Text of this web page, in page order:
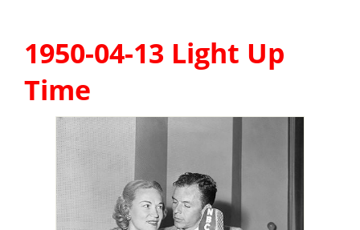
1950-04-13 Light Up
Time